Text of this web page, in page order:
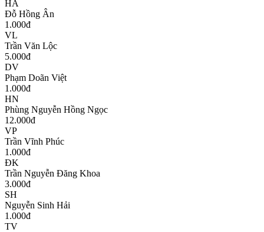
HÂ
Đỗ Hồng Ân
1.000đ
VL
Trần Văn Lộc
5.000đ
DV
Phạm Doãn Việt
1.000đ
HN
Phùng Nguyễn Hồng Ngọc
12.000đ
VP
Trần Vĩnh Phúc
1.000đ
ĐK
Trần Nguyễn Đăng Khoa
3.000đ
SH
Nguyễn Sinh Hải
1.000đ
TV